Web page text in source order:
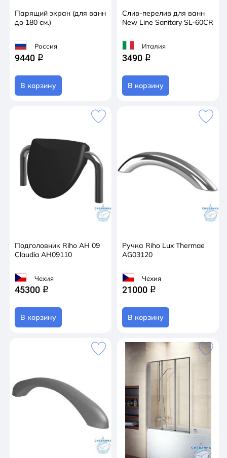
Парящий экран (для ванн
до 180 см.)
Россия
9440 q
В корзину
Слив-перелив для ванн
New Line Sanitary SL-60CR
Италия
3490 q
В корзину
Подголовник Riho AH 09
Claudia AH09110
Чехия
45300 q
В корзину
Ручка Riho Lux Thermae
AG03120
Чехия
21000 q
В корзину